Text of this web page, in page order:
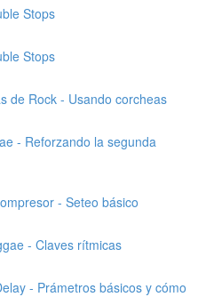
Stops
Stops
de Rock - Usando corcheas
- Reforzando la segunda
- Seteo básico
- Claves rítmicas
- Prámetros básicos y cómo